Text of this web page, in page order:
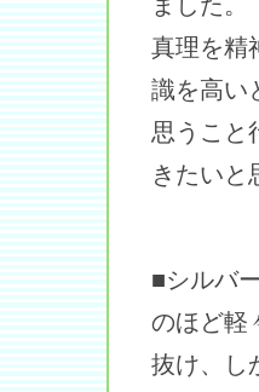
真理を精
識を高い
思うこと
きたいと
■シルバ
のほど軽
抜け、し